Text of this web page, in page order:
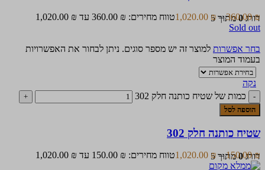
דורג0מתוך 5360.00₪
–
1,020.00 ₪
טווח מחירים: ⁦360.00 ₪⁩ עד ⁦1,020.00 ₪⁩
Sold out
בחר אפשרות למוצר זה יש מספר סוגים. ניתן לבחור את האפשרויות
בעמוד המוצר
נקה
כמות של שטיח כותנה חלק 302
הוספה לסל
שטיח כותנה חלק 302
דורג0מתוך 5150.00₪
–
1,020.00 ₪ טווח מחירים: ⁦150.00 ₪⁩ עד ⁦1,020.00 ₪⁩